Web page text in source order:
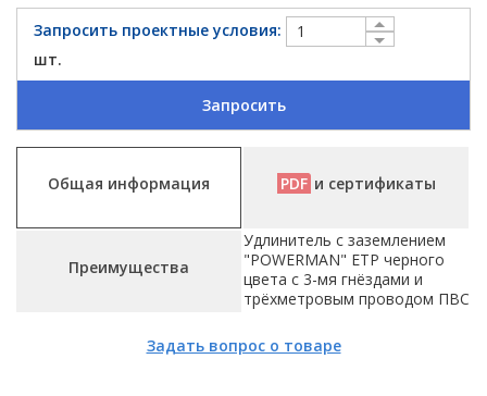
Запросить проектные условия:
шт.
Запросить
Общая информация PDF и сертификаты
Преимущества
Задать вопрос о товаре
Удлинитель с заземлением
"POWERMAN" ETP черного
цвета с 3-мя гнёздами и
трёхметровым проводом ПВС